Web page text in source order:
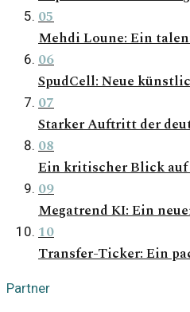
05
Mehdi Loune: Ein
06
SpudCell: Neue
07
Starker Auftritt der
08
Ein kritischer Blick
09
Megatrend KI: Ein
10
Transfer-Ticker: Ein
Partner